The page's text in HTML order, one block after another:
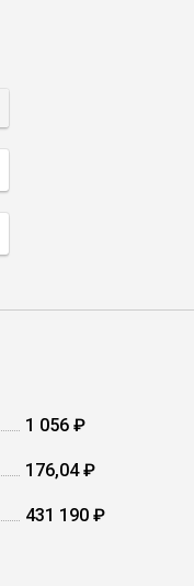
1 056 ₽
176,04 ₽
431 190 ₽